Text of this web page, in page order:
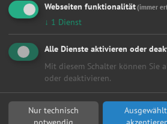
20.10.2023 14:54:30
28.09.2023 14:06:46 VW
15.08.2023 10:05:55 VW
20.07.2023 10:10:11 VW
22.06.2023 18:42:42 NISSAN
Sie suchen in Solingen eine günstige
Webseiten funktionalität(immer
↓ 1 Dienst
Alle Dienste aktivieren oder
Mit diesem Schalter können Sie
oder deaktivieren.
Nur technisch